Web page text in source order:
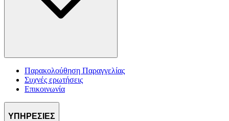
Παρακολούθηση Παραγγελίας
Συχνές ερωτήσεις
Επικοινωνία
ΥΠΗΡΕΣΙΕΣ